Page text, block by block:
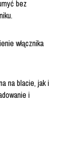
bez
włącznika
na blacie, jak i
i